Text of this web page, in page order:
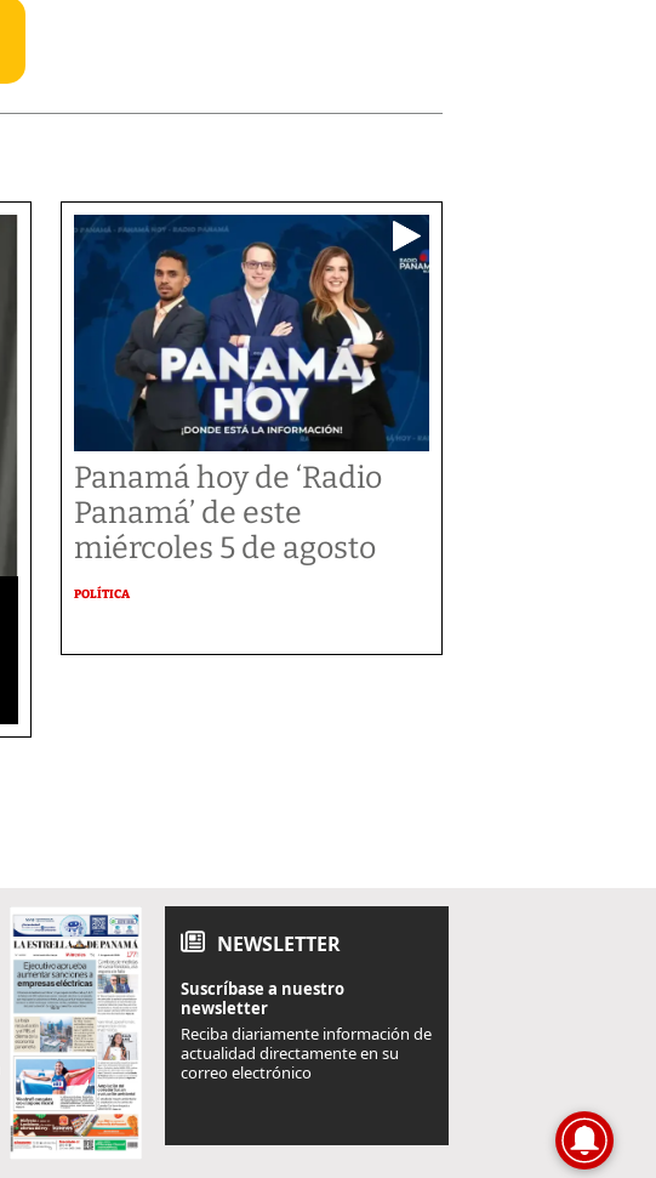
Panamá hoy de ‘Radio
Panamá’ de este
miércoles 5 de agosto
POLÍTICA
NEWSLETTER
Suscríbase a nuestro
newsletter
Reciba diariamente información de
actualidad directamente en su
correo electrónico